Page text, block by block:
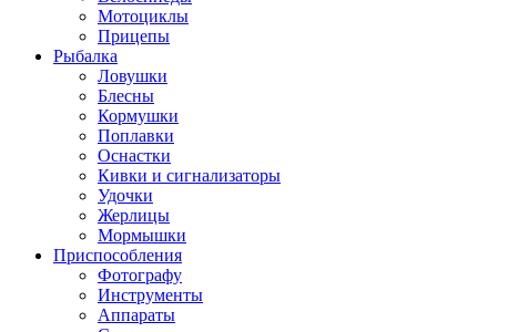
Мотоциклы
Прицепы
Рыбалка
Ловушки
Блесны
Кормушки
Поплавки
Оснастки
Кивки и сигнализаторы
Удочки
Жерлицы
Мормышки
Приспособления
Фотографу
Инструменты
Аппараты